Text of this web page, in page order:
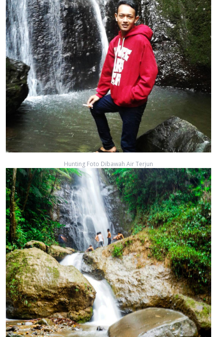
Hunting Foto Dibawah Air Terjun